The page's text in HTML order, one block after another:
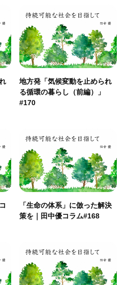
地方発「気候変動を止められ
る循環の暮らし（前編）」
#170
「生命の体系」に倣った解決
策を｜田中優コラム#168